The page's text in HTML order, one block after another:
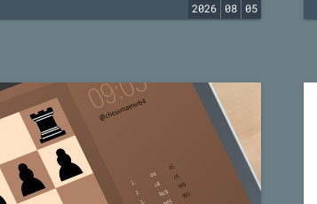
2026 08 05